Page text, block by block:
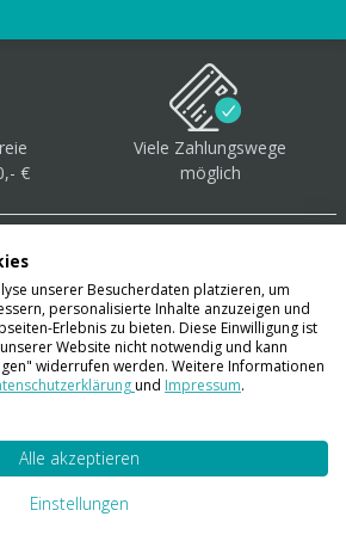
€
Viele Zahlungswege
möglich
auf
unserer Besucherdaten platzieren, um
personalisierte Inhalte anzuzeigen und
Erlebnis zu bieten. Diese Einwilligung ist
Website nicht notwendig und kann
widerrufen werden. Weitere Informationen
und Impressum.
Alle akzeptieren
Einstellungen